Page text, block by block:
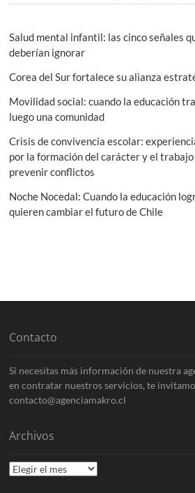
operar
el
segundo
semestre
Salud mental infantil: las cinco señales
deberían ignorar
Corea del Sur fortalece su alianza
Movilidad social: cuando la educación
luego una comunidad
Crisis de convivencia escolar:
por la formación del carácter y el
prevenir conflictos
Noche Nocedal: Cuando la educación
quieren cambiar el futuro de Chile
Contacto
Si necesitas más información de nuestra
en contratar nuestros servicios, te
contacto@agenciamakro.cl
Archivos
Archivos